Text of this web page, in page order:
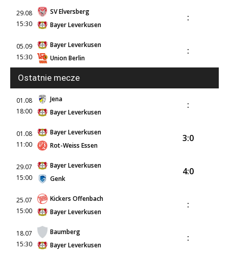
29.08
15:30
SV Elversberg
Bayer Leverkusen
:
05.09
15:30
Bayer Leverkusen
Union Berlin
:
Ostatnie mecze
01.08
18:00
Jena
Bayer Leverkusen
:
01.08
11:00
Bayer Leverkusen
Rot-Weiss Essen
3:0
29.07
15:00
Bayer Leverkusen
Genk
4:0
25.07
15:00
Kickers Offenbach
Bayer Leverkusen
:
18.07
15:30
Baumberg
Bayer Leverkusen
: